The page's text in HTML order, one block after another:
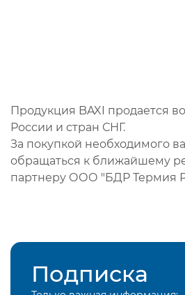
Продукция BAXI продается
России и стран СНГ.
За покупкой необходимого
обращаться к ближайшему
партнеру ООО "БДР Термия
Подписка